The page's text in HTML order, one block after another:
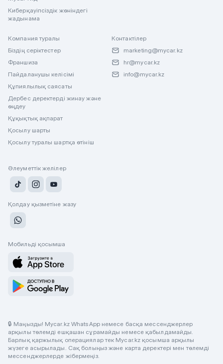
Киберқауіпсіздік жөніндегі
жадынама
Компания туралы
Біздің серіктестер
Франшиза
Пайдаланушы келісімі
Құпиялылық саясаты
Дербес деректерді жинау және
өңдеу
Құқықтық ақпарат
Қосылу шарты
Қосылу туралы шартқа өтініш
Контактілер
marketing@mycar.kz
hr@mycar.kz
info@mycar.kz
Әлеуметтік желілер
Қолдау қызметіне жазу
Мобильді қосымша
🔒 Маңызды! Mycar.kz WhatsApp немесе басқа мессенджерлер
арқылы төлемді ешқашан сұрамайды немесе қабылдамайды.
Барлық қаржылық операциялар тек Mycar.kz қосымша арқылы
жүзеге асырылады. Сақ болыңыз және карта деректері мен төлемді
мессенджерлерде жібермеңіз.